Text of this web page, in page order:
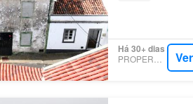
Há 30+ dias
PROPERSTAR